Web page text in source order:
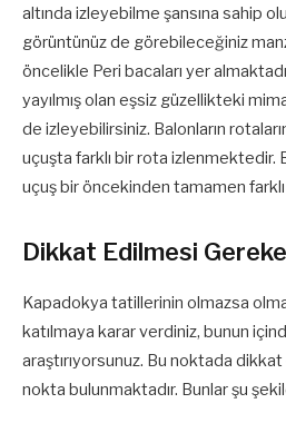
altında izleyebilme şansına sahip
görüntünüz de görebileceğiniz
öncelikle Peri bacaları yer
yayılmış olan eşsiz güzellikteki
de izleyebilirsiniz. Balonların
uçuşta farklı bir rota izlenmektedir.
uçuş bir öncekinden tamamen farklı
Dikkat Edilmesi
Kapadokya tatillerinin olmazsa
katılmaya karar verdiniz, bunun
araştırıyorsunuz. Bu noktada
nokta bulunmaktadır. Bunlar şu